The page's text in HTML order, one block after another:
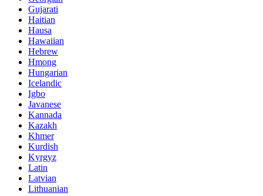
Gujarati
Haitian
Hausa
Hawaiian
Hebrew
Hmong
Hungarian
Icelandic
Igbo
Javanese
Kannada
Kazakh
Khmer
Kurdish
Kyrgyz
Latin
Latvian
Lithuanian